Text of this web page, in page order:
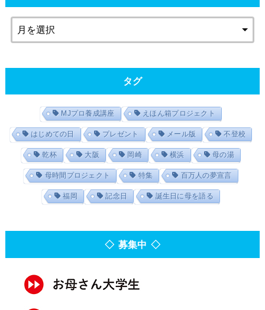
タグ
MJプロ養成講座 えほん箱プロジェクト
はじめての日 プレゼント メール版 不登校
乾杯 大阪 岡崎 横浜 母の湯
母時間プロジェクト 特集 百万人の夢宣言
福岡 記念日 誕生日に母を語る
◇ 募集中 ◇